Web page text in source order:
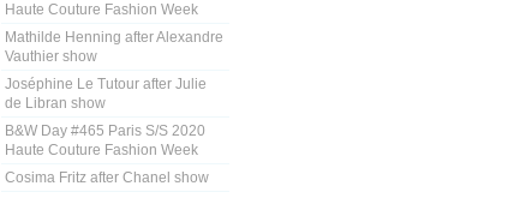
Haute Couture Fashion Week
Mathilde Henning after Alexandre
Vauthier show
Joséphine Le Tutour after Julie
de Libran show
B&W Day #465 Paris S/S 2020
Haute Couture Fashion Week
Cosima Fritz after Chanel show